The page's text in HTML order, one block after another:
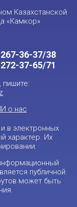
Казахстанской
«Камкор»
36-37/38
37-65/71
о нас
в электронных
характер. Их
публичной
может быть